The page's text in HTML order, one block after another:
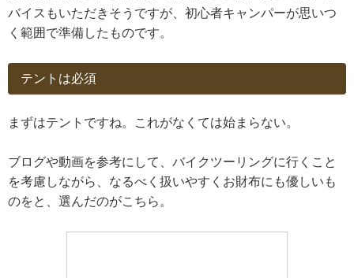
バイスもいただきそうですが、初心者キャンパーが思いつ
く範囲で準備したものです。
テントは必須
まずはテントですね。これがなくては始まらない。
ブログや動画を参考にして、バイクツーリングに行くこと
を考慮しながら、なるべく扱いやすくお財布にも優しいも
のをと、選んだのがこちら。